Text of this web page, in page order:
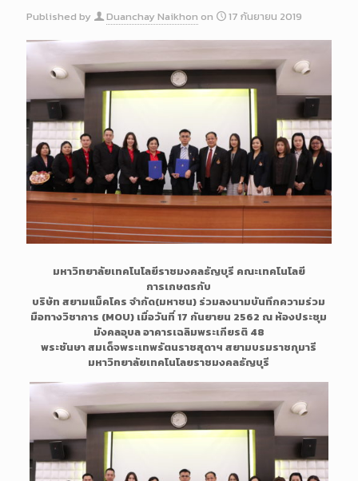
Published by Duanchay Naikhon on 17 กันยายน 2019
มหาวิทยาลัยเทคโนโลยีราชมงคลธัญบุรี คณะเทคโนโลยี
การเกษตรกับ
บริษัท สยามแม็คโคร จำกัด(มหาชน) ร่วมลงนามบันทึกความร่วม
มือทางวิชาการ (MOU) เมื่อวันที่ 17 กันยายน 2562 ณ ห้องประชุม
มังคลอุบล อาคารเฉลิมพระเกียรติ 48
พระชันษา สมเด็จพระเทพรัตนราชสุดาฯ สยามบรมราชกุมารี
มหาวิทยาลัยเทคโนโลยราชมงคลธัญบุรี